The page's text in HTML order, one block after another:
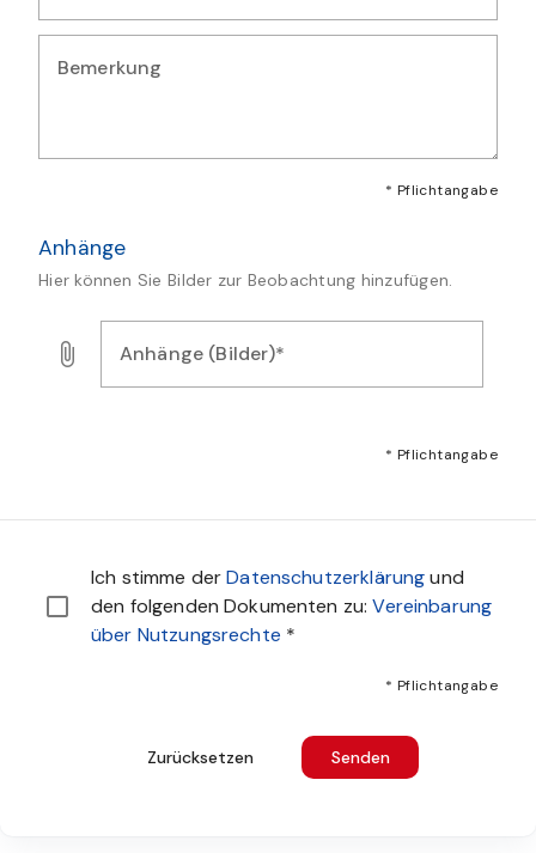
Wählen Sie die Art des Nachweises für diese Beobachtung
Bemerkung
* Pflichtangabe
Anhänge
Hier können Sie Bilder zur Beobachtung hinzufügen.
Anhänge (Bilder)*
* Pflichtangabe
Ich stimme derDatenschutzerklärungund
den folgenden Dokumenten zu:Vereinbarung
über Nutzungsrechte *
* Pflichtangabe
Zurücksetzen Senden